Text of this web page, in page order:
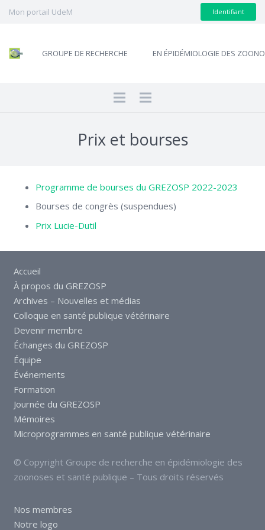
Mon portail UdeM Identifiant
GROUPE DE RECHERCHE EN ÉPIDÉMIOLOGIE DES
Prix et bourses
Programme de bourses du GREZOSP 2022-2023
Bourses de congrès (suspendues)
Prix Lucie-Dutil
Accueil
À propos du GREZOSP
Archives – Nouvelles et médias
Colloque en santé publique vétérinaire
Devenir membre
Échanges du GREZOSP
Équipe
Événements
Formation
Journée du GREZOSP
Mémoires
Microprogrammes en santé publique vétérinaire
© Copyright Groupe de recherche en épidémiologie des
zoonoses et santé publique – Tous droits réservés
Nos membres
Notre logo